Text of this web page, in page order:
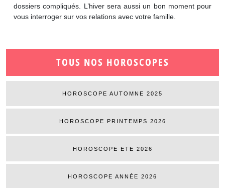
TOUS NOS HOROSCOPES
HOROSCOPE AUTOMNE 2025
HOROSCOPE PRINTEMPS 2026
HOROSCOPE ETE 2026
HOROSCOPE ANNÉE 2026
dossiers compliqués. L’hiver sera aussi un bon moment pour
vous interroger sur vos relations avec votre famille.